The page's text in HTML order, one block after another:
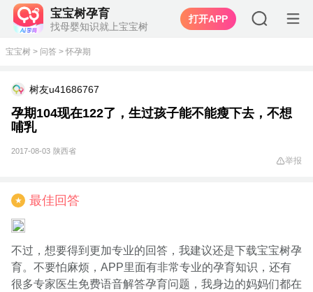
宝宝树孕育
找母婴知识就上宝宝树
打开APP
宝宝树 > 问答 > 怀孕期
树友u41686767
孕期104现在122了，生过孩子能不能瘦下去，不想
哺乳
2017-08-03 陕西省
举报
★ 最佳回答
不过，想要得到更加专业的回答，我建议还是下载宝宝树孕
育。不要怕麻烦，APP里面有非常专业的孕育知识，还有
很多专家医生免费语音解答孕育问题，我身边的妈妈们都在